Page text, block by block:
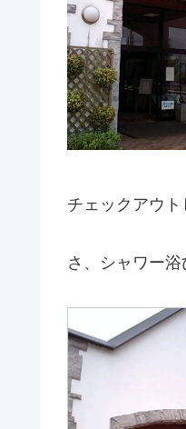
チェックアウト
さ、シャワー浴